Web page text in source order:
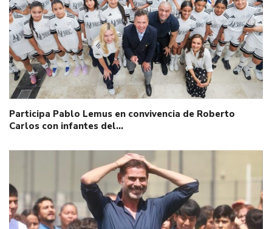
Participa Pablo Lemus en convivencia de Roberto
Carlos con infantes del…